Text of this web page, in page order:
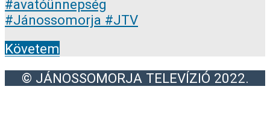
Követem
© JÁNOSSOMORJA TELEVÍZIÓ 2022.